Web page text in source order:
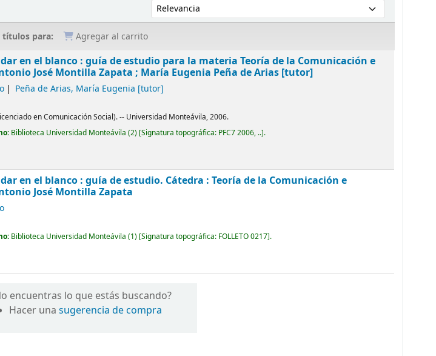
títulos para: Agregar al carrito
en el blanco : guía de estudio para la materia Teoría de la Comunicación e
José Montilla Zapata ; María Eugenia Peña de Arias [tutor]
Peña de Arias, María Eugenia [tutor]
en Comunicación Social). -- Universidad Monteávila, 2006.
Biblioteca Universidad Monteávila (2) Signatura topográfica: PFC7 2006, .. .
en el blanco : guía de estudio. Cátedra : Teoría de la Comunicación e
José Montilla Zapata
Biblioteca Universidad Monteávila (1) Signatura topográfica: FOLLETO 0217 .
encuentras lo que estás buscando?
Hacer unasugerencia de compra